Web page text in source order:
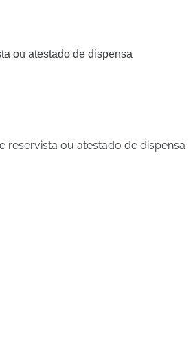
ou atestado de dispensa
reservista ou atestado de dispensa